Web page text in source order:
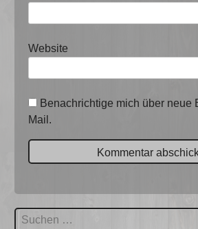
Website
Benachrichtige mich über neue
Mail.
Suchen